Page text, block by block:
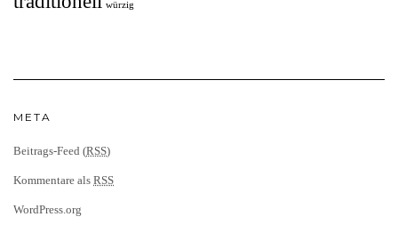
würzig
META
Beitrags-Feed (RSS)
Kommentare als RSS
WordPress.org